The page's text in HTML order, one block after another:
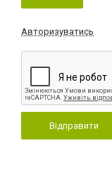
Авторизуватись
Відправити